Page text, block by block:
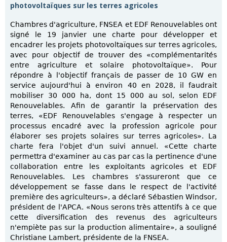
photovoltaïques sur les terres agricoles
Chambres d'agriculture, FNSEA et EDF Renouvelables ont
signé le 19 janvier une charte pour développer et
encadrer les projets photovoltaïques sur terres agricoles,
avec pour objectif de trouver des «complémentarités
entre agriculture et solaire photovoltaïque». Pour
répondre à l'objectif français de passer de 10 GW en
service aujourd'hui à environ 40 en 2028, il faudrait
mobiliser 30 000 ha, dont 15 000 au sol, selon EDF
Renouvelables. Afin de garantir la préservation des
terres, «EDF Renouvelables s'engage à respecter un
processus encadré avec la profession agricole pour
élaborer ses projets solaires sur terres agricoles». La
charte fera l'objet d'un suivi annuel. «Cette charte
permettra d'examiner au cas par cas la pertinence d'une
collaboration entre les exploitants agricoles et EDF
Renouvelables. Les chambres s'assureront que ce
développement se fasse dans le respect de l'activité
première des agriculteurs», a déclaré Sébastien Windsor,
président de l'APCA. «Nous serons très attentifs à ce que
cette diversification des revenus des agriculteurs
n'empiète pas sur la production alimentaire», a souligné
Christiane Lambert, présidente de la FNSEA.